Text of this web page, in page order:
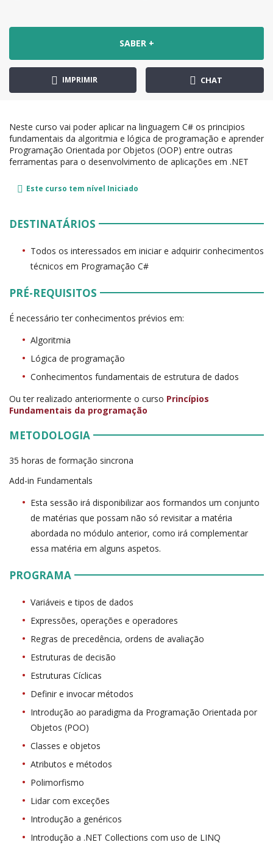
SABER +
IMPRIMIR CHAT
Neste curso vai poder aplicar na linguagem C# os principios
fundamentais da algoritmia e lógica de programação e aprender
Programação Orientada por Objetos (OOP) entre outras
ferramentas para o desenvolvimento de aplicações em .NET
Este curso tem nível Iniciado
DESTINATÁRIOS
Todos os interessados em iniciar e adquirir conhecimentos
técnicos em Programação C#
PRÉ-REQUISITOS
É necessário ter conhecimentos prévios em:
Algoritmia
Lógica de programação
Conhecimentos fundamentais de estrutura de dados
Ou ter realizado anteriormente o curso Princípios
Fundamentais da programação
METODOLOGIA
35 horas de formação sincrona
Add-in Fundamentals
Esta sessão irá disponibilizar aos formandos um conjunto
de matérias que possam não só revisitar a matéria
abordada no módulo anterior, como irá complementar
essa matéria em alguns aspetos.
PROGRAMA
Variáveis e tipos de dados
Expressões, operações e operadores
Regras de precedência, ordens de avaliação
Estruturas de decisão
Estruturas Cíclicas
Definir e invocar métodos
Introdução ao paradigma da Programação Orientada por
Objetos (POO)
Classes e objetos
Atributos e métodos
Polimorfismo
Lidar com exceções
Introdução a genéricos
Introdução a .NET Collections com uso de LINQ